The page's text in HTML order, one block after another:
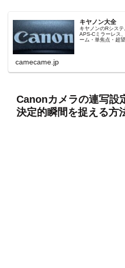
キヤノン大全
キヤノンのRシス
APS-Cミラーレス
ーム・単焦点・超
camecame.jp
Canonカメラの連写設
決定的瞬間を捉える方